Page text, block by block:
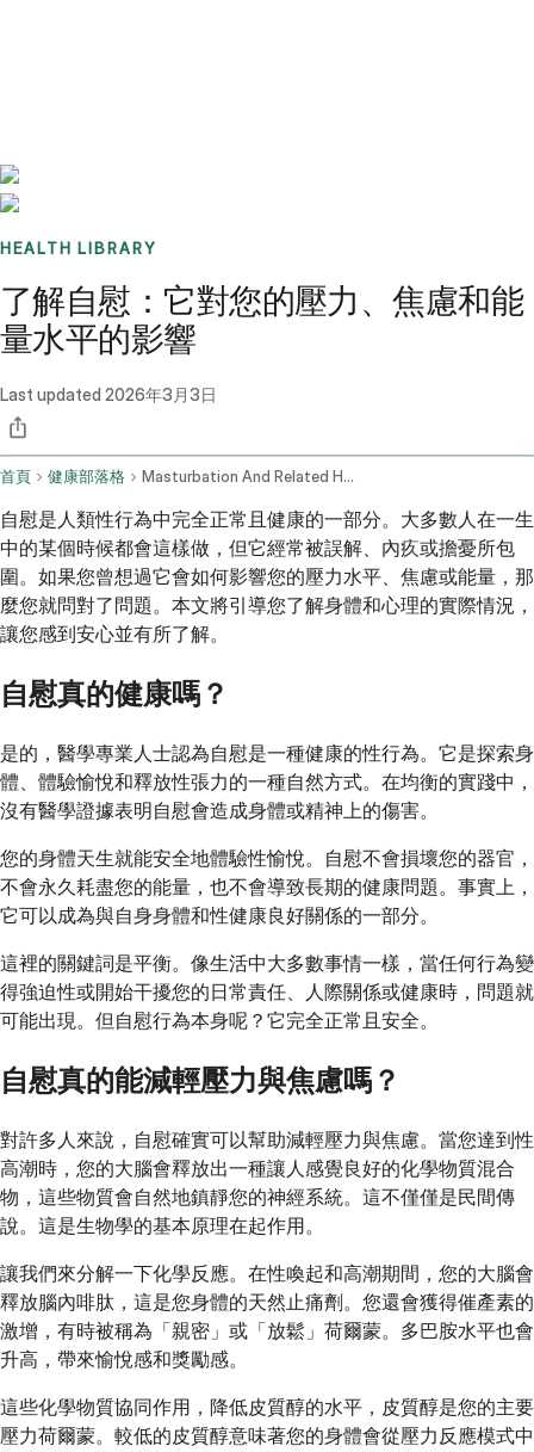
HEALTH LIBRARY
了解自慰：它對您的壓力、焦慮和能
量水平的影響
Last updated 2026年3月3日
首頁 健康部落格 Masturbation And Related Health Concerns Stress Anxiety And Fatigue
自慰是人類性行為中完全正常且健康的一部分。大多數人在一生
中的某個時候都會這樣做，但它經常被誤解、內疚或擔憂所包
圍。如果您曾想過它會如何影響您的壓力水平、焦慮或能量，那
麼您就問對了問題。本文將引導您了解身體和心理的實際情況，
讓您感到安心並有所了解。
自慰真的健康嗎？
是的，醫學專業人士認為自慰是一種健康的性行為。它是探索身
體、體驗愉悅和釋放性張力的一種自然方式。在均衡的實踐中，
沒有醫學證據表明自慰會造成身體或精神上的傷害。
您的身體天生就能安全地體驗性愉悅。自慰不會損壞您的器官，
不會永久耗盡您的能量，也不會導致長期的健康問題。事實上，
它可以成為與自身身體和性健康良好關係的一部分。
這裡的關鍵詞是平衡。像生活中大多數事情一樣，當任何行為變
得強迫性或開始干擾您的日常責任、人際關係或健康時，問題就
可能出現。但自慰行為本身呢？它完全正常且安全。
自慰真的能減輕壓力與焦慮嗎？
對許多人來說，自慰確實可以幫助減輕壓力與焦慮。當您達到性
高潮時，您的大腦會釋放出一種讓人感覺良好的化學物質混合
物，這些物質會自然地鎮靜您的神經系統。這不僅僅是民間傳
說。這是生物學的基本原理在起作用。
讓我們來分解一下化學反應。在性喚起和高潮期間，您的大腦會
釋放腦內啡肽，這是您身體的天然止痛劑。您還會獲得催產素的
激增，有時被稱為「親密」或「放鬆」荷爾蒙。多巴胺水平也會
升高，帶來愉悅感和獎勵感。
這些化學物質協同作用，降低皮質醇的水平，皮質醇是您的主要
壓力荷爾蒙。較低的皮質醇意味著您的身體會從壓力反應模式中